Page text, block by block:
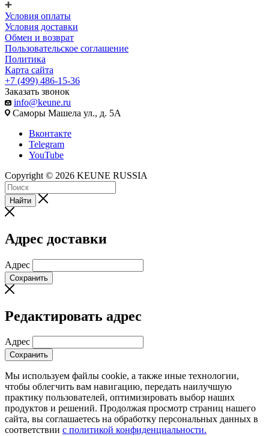
Условия оплаты
Условия доставки
Обмен и возврат
Пользовательское соглашение
Политика
Карта сайта
+7 (499) 486-15-36
Заказать звонок
info@keune.ru
Саморы Машела ул., д. 5А
Вконтакте
Telegram
YouTube
Copyright © 2026 KEUNE RUSSIA
Найти
Адрес доставки
Адрес
Сохранить
Редактировать адрес
Адрес
Сохранить
Мы используем файлы cookie, а также иные технологии,
чтобы облегчить вам навигацию, передать наилучшую
практику пользователей, оптимизировать выбор наших
продуктов и решений. Продолжая просмотр страниц нашего
сайта, вы соглашаетесь на обработку персональных данных в
соответствии с политикой конфиденциальности.